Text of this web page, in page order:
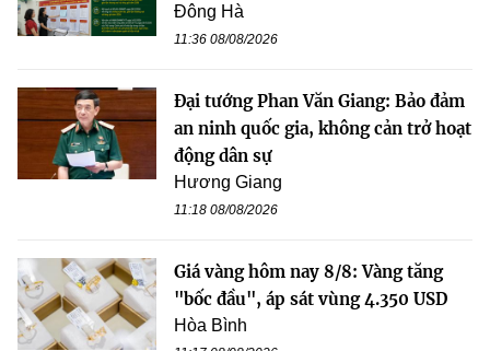
Đông Hà
11:36 08/08/2026
Đại tướng Phan Văn Giang: Bảo đảm
an ninh quốc gia, không cản trở hoạt
động dân sự
Hương Giang
11:18 08/08/2026
Giá vàng hôm nay 8/8: Vàng tăng
"bốc đầu", áp sát vùng 4.350 USD
Hòa Bình